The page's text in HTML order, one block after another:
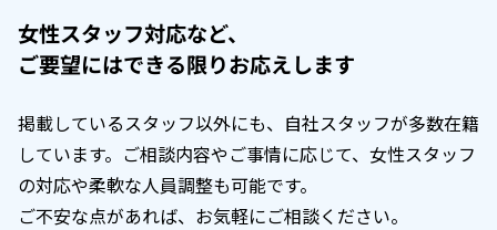
女性スタッフ対応など、
ご要望にはできる限りお応えします
掲載しているスタッフ以外にも、自社スタッフが多数在籍
しています。ご相談内容やご事情に応じて、女性スタッフ
の対応や柔軟な人員調整も可能です。
ご不安な点があれば、お気軽にご相談ください。